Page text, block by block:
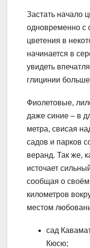
Застать начало
одновременно с
цветения в
начинается в
увидеть
глицинии
Фиолетовые,
даже синие – в
метра, свисая
садов и парков
веранд. Так же,
источает
сообщая о своём
километров
местом
сад
Кюсю;